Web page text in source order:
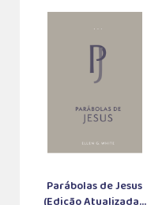
Parábolas de Jesus